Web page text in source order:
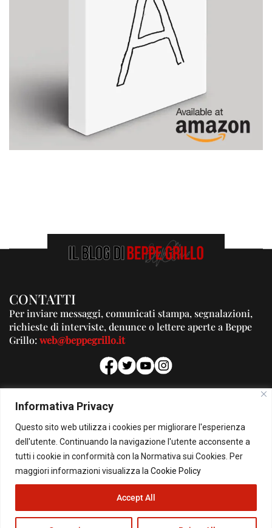
Informativa Privacy
Questo sito web utilizza i cookies per migliorare l'esperienza
dell'utente. Continuando la navigazione l'utente acconsente a
tutti i cookie in conformità con la Normativa sui Cookies. Per
maggiori informazioni visualizza la Cookie Policy
Accept All
CONTATTI
Per inviare messaggi, comunicati stampa, segnalazioni,
richieste di interviste, denunce o lettere aperte a Beppe
Grillo:web@beppegrillo.it
PUBBLICITA'
Per la tua pubblicità su questo Blog:
pubblicita@beppegrillo.it
© Copyright 2026 - Il Blog di Beppe Grillo. All Rights Reserved - Powered by
happygrafic.com